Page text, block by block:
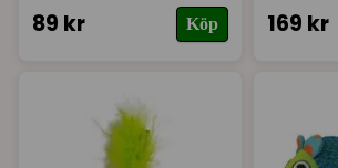
89 kr Köp 169 kr